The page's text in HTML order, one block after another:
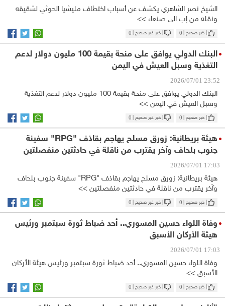
الشيخ نصر الشاهري يكشف عن أسباب اختطاف مليشيا الحوثي لشقيقه
ونقله من إب الى صنعاء >>
| خبر صحيح | 0 | خبر غير صحيح | 0
البنك الدولي يوافق على منحة بقيمة 100 مليون دولار لدعم
التغذية وسبل العيش في اليمن
23:52 2026/07/01
البنك الدولي يوافق على منحة بقيمة 100 مليون دولار لدعم التغذية
وسبل العيش في اليمن >>
| خبر صحيح | 0 | خبر غير صحيح | 0
هيئة بريطانية: زورق مسلح يهاجم بقاذف "RPG" سفينة
جنوب بلحاف وآخر يقترب من ناقلة في حادثتين منفصلتين
17:03 2026/07/01
هيئة بريطانية: زورق مسلح يهاجم بقاذف "RPG" سفينة جنوب بلحاف
وآخر يقترب من ناقلة في حادثتين منفصلتين >>
| خبر صحيح | 0 | خبر غير صحيح | 0
وفاة اللواء حسين المسوري.. أحد ضباط ثورة سبتمبر ورئيس
هيئة الأركان الأسبق
17:03 2026/07/01
وفاة اللواء حسين المسوري.. أحد ضباط ثورة سبتمبر ورئيس هيئة الأركان
الأسبق >>
| خبر صحيح | 0 | خبر غير صحيح | 0